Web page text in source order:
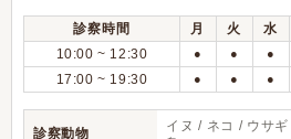
診察時間 月 火 水
10:00 ~ 12:30
● ● ●
17:00 ~ 19:30 ● ● ●
診察動物
イヌ / ネコ / ウサ